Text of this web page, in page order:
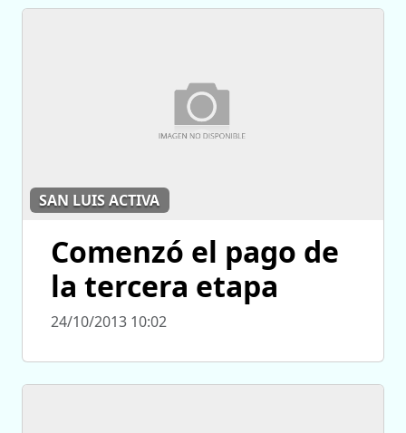
SAN LUIS ACTIVA
Comenzó el pago de
la tercera etapa
24/10/2013 10:02